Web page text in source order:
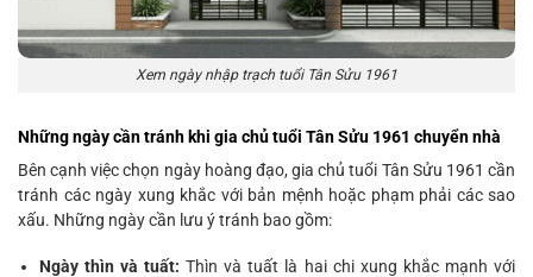
Xem ngày nhập trạch tuổi Tân Sửu 1961
Những ngày cần tránh khi gia chủ tuổi Tân Sửu 1961 chuyển nhà
Bên cạnh việc chọn ngày hoàng đạo, gia chủ tuổi Tân Sửu 1961 cần
tránh các ngày xung khắc với bản mệnh hoặc phạm phải các sao
xấu. Những ngày cần lưu ý tránh bao gồm:
Ngày thìn và tuất: Thìn và tuất là hai chi xung khắc mạnh với